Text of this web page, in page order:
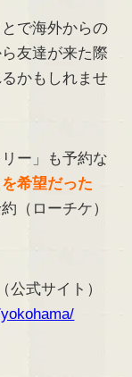
で海外からの
友達が来た際
かもしれませ
ー」も予約な
希望だった
（ローチケ）
公式サイト）